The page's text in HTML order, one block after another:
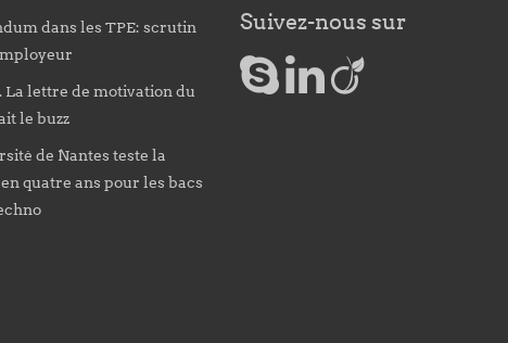
dans les TPE: scrutin
La lettre de motivation du
le buzz
de Nantes teste la
quatre ans pour les bacs
Suivez-nous sur